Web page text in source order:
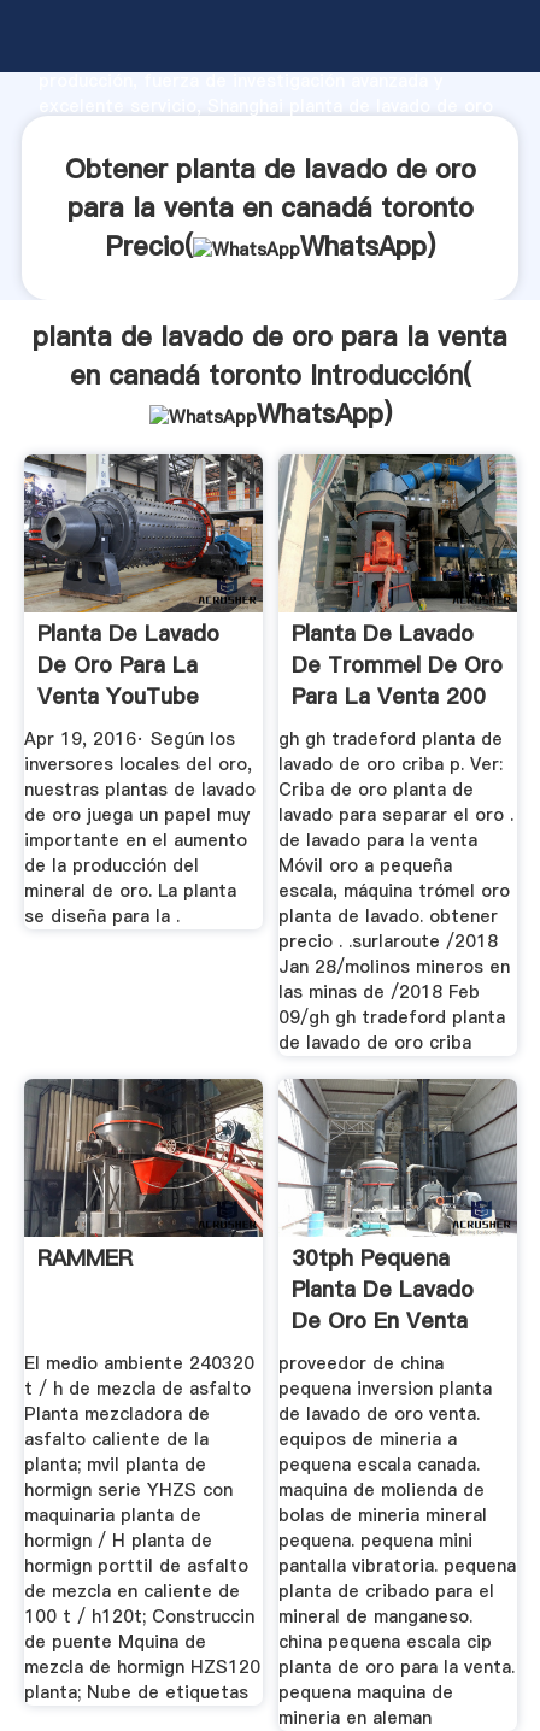
producción, fuerza de investigación avanzada y
valor y aporta valores a todos los clientes.
Obtener planta de lavado de oro
para la venta en canadá toronto
Precio(
WhatsApp)
planta de lavado de oro para la venta
en canadá toronto Introducción(
WhatsApp)
Planta De Lavado
De Oro Para La
Venta YouTube
Apr 19, 2016· Según los
inversores locales del oro,
nuestras plantas de lavado
de oro juega un papel muy
importante en el aumento
de la producción del
mineral de oro. La planta
se diseña para la .
Planta De Lavado
De Trommel De Oro
Para La Venta 200
Yph
gh gh tradeford planta de
lavado de oro criba p. Ver:
Criba de oro planta de
lavado para separar el oro .
de lavado para la venta
Móvil oro a pequeña
escala, máquina trómel oro
planta de lavado. obtener
precio . .surlaroute /2018
Jan 28/molinos mineros en
las minas de /2018 Feb
09/gh gh tradeford planta
de lavado de oro criba
RAMMER
El medio ambiente 240320
t / h de mezcla de asfalto
Planta mezcladora de
asfalto caliente de la
planta; mvil planta de
hormign serie YHZS con
maquinaria planta de
hormign / H planta de
hormign porttil de asfalto
de mezcla en caliente de
100 t / h120t; Construccin
de puente Mquina de
mezcla de hormign HZS120
planta; Nube de etiquetas
30tph Pequena
Planta De Lavado
De Oro En Venta
proveedor de china
pequena inversion planta
de lavado de oro venta.
equipos de mineria a
pequena escala canada.
maquina de molienda de
bolas de mineria mineral
pequena. pequena mini
pantalla vibratoria. pequena
planta de cribado para el
mineral de manganeso.
china pequena escala cip
planta de oro para la venta.
pequena maquina de
mineria en aleman